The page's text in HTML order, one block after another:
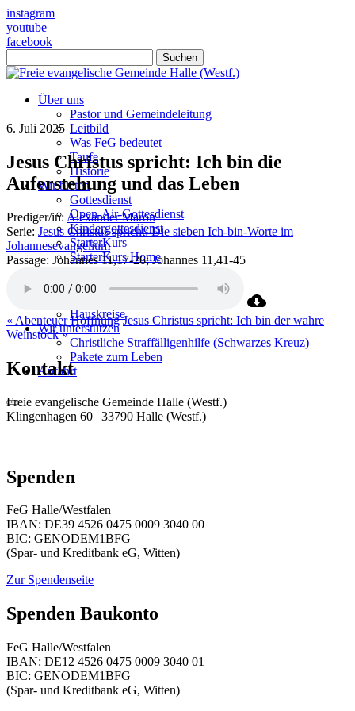
instagram
youtube
facebook
Suchen
Über uns
Pastor und Gemeindeleitung
Leitbild
Was FeG bedeutet
Taufe
Historie
Wir bieten
Gottesdienst
Open-Air-Gottesdienst
Kindergottesdienst
StarterKurs
StarterKurs Home
Jugend
Treffpunkt Bibel
Hauskreise
Wir unterstützen
Christliche Straffälligenhilfe (Schwarzes Kreuz)
Pakete zum Leben
Anfahrt
6. Juli 2025
Jesus Christus spricht: Ich bin die
Auferstehung und das Leben
Prediger/in: Alexander Maron
Serie: Jesus Christus spricht: Die sieben Ich-bin-Worte im
Johannesevangelium
Passage: Johannes 11,17-26; Johannes 11,41-45
« Abenteuer Hoffnung Jesus Christus spricht: Ich bin der wahre
Weinstock »
Kontakt
Freie evangelische Gemeinde Halle (Westf.)
Klingenhagen 60 | 33790 Halle (Westf.)
Spenden
FeG Halle/Westfalen
IBAN: DE39 4526 0475 0009 3040 00
BIC: GENODEM1BFG
(Spar- und Kreditbank eG, Witten)
Zur Spendenseite
Spenden Baukonto
FeG Halle/Westfalen
IBAN: DE12 4526 0475 0009 3040 01
BIC: GENODEM1BFG
(Spar- und Kreditbank eG, Witten)